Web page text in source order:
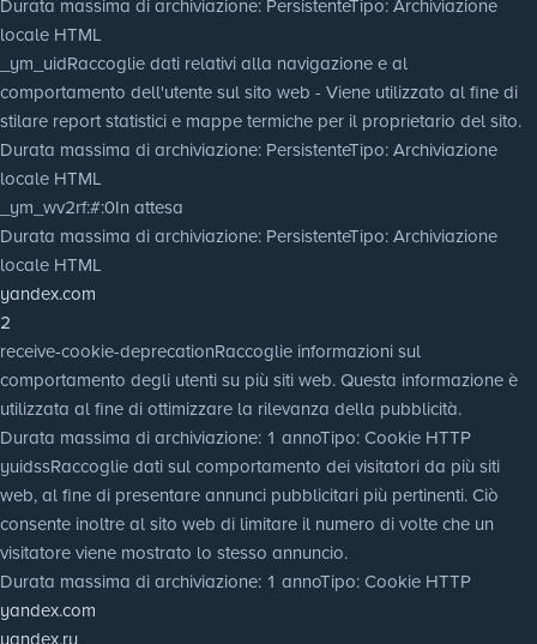
Durata massima di archiviazione: PersistenteTipo: Archiviazione
locale HTML
_ym_uidRaccoglie dati relativi alla navigazione e al
comportamento dell'utente sul sito web - Viene utilizzato al fine di
stilare report statistici e mappe termiche per il proprietario del sito.
Durata massima di archiviazione: PersistenteTipo: Archiviazione
locale HTML
_ym_wv2rf:#:0In attesa
Durata massima di archiviazione: PersistenteTipo: Archiviazione
locale HTML
yandex.com
2
receive-cookie-deprecationRaccoglie informazioni sul
comportamento degli utenti su più siti web. Questa informazione è
utilizzata al fine di ottimizzare la rilevanza della pubblicità.
Durata massima di archiviazione: 1 annoTipo: Cookie HTTP
yuidssRaccoglie dati sul comportamento dei visitatori da più siti
web, al fine di presentare annunci pubblicitari più pertinenti. Ciò
consente inoltre al sito web di limitare il numero di volte che un
visitatore viene mostrato lo stesso annuncio.
Durata massima di archiviazione: 1 annoTipo: Cookie HTTP
yandex.com